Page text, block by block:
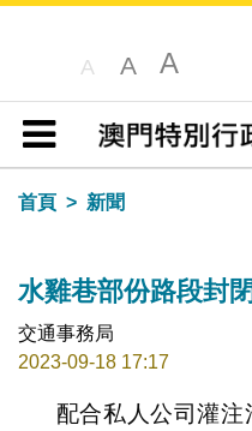
A A A
目錄
首頁
新聞
水雞巷部份路段封
交通事務局
2023-09-18 17:17
配合私人公司灌注